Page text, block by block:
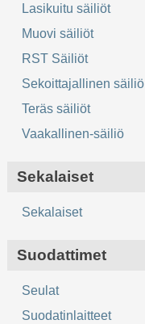
Lasikuitu säiliöt
Muovi säiliöt
RST Säiliöt
Sekoittajallinen säiliö
Teräs säiliöt
Vaakallinen-säiliö
Sekalaiset
Sekalaiset
Suodattimet
Seulat
Suodatinlaitteet